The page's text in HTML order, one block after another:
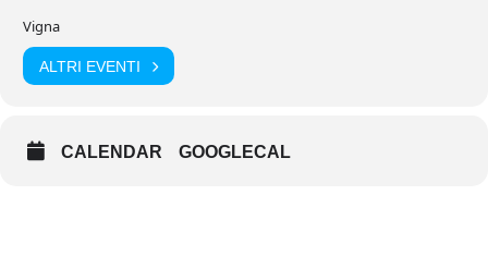
Vigna
ALTRI EVENTI
CALENDAR GOOGLECAL